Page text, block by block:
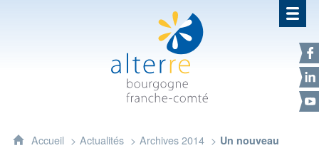
Alterre Bourgogne Franche-
Accueil Actualités Archives 2014
Un nouveau